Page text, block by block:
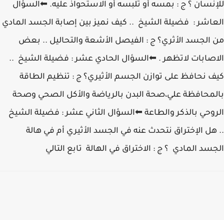
للإنسان ؟ ج : بمسه أو تلبسه أو الاستحواذ عليه. ⬅السؤال
العاشر : فضيلة الشيخ .. كيف نميز بين إصابة الجسد المادي
من الجسد الأثري؟ ج : الفيصل الأشعة والتحاليل .. بعض
الاصابات لاتظهر . ⬅السؤال الحادي عشر : فضيلة الشيخ ..
كيف نحافظ على توازن الجسم اﻷثيري؟ ج : تنظيم الطاقة
بالمحافظة علي،صحة البدن بالرياضة والأكل الصحي وصحة
الروحي بالذكر والطاعة ⬅السؤال الثاني عشر : فضيلة الشيخ
.. هل الإختراق نتحدث عنه في الجسد الأثيري أم في هالة
الجسد المادي ؟ ج : الاختراق في الهالة تابع التالي